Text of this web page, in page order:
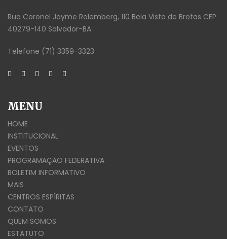
Rua Coronel Jayme Rolemberg, 110 Bela Vista de Brotas CEP
40279-140 Salvador-BA
Telefone (71) 3359-3323
MENU
HOME
INSTITUCIONAL
EVENTOS
PROGRAMAÇÃO FEDERATIVA
BOLETIM INFORMATIVO
MAIS
CENTROS ESPÍRITAS
CONTATO
QUEM SOMOS
ESTATUTO